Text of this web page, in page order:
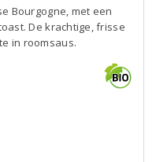
Bourgogne, met een
De krachtige, frisse
in roomsaus.